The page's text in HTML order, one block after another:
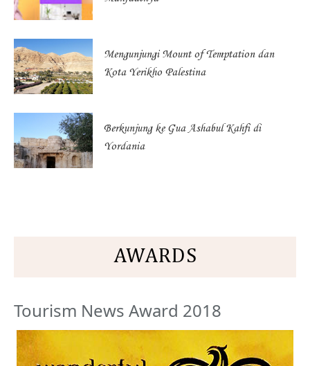
Mengunjungi Mount of Temptation dan
Kota Yerikho Palestina
Berkunjung ke Gua Ashabul Kahfi di
Yordania
AWARDS
Tourism News Award 2018